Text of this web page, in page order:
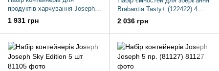
продуктів харчування Joseph
Joseph Core 4 шт
1 931 грн
Brabantia Tasty+ (122422) 4
предмети - 2х0,7 л, 2х1,6 л
2 036 грн